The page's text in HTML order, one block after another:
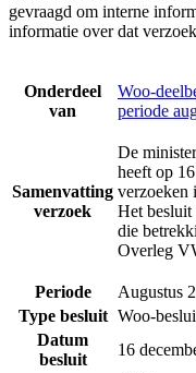
gevraagd om interne
informatie over dat
Onderdeel
van
Woo-
periode
Samenvatting
verzoek
De
heeft op
verzoeken
Het besluit
die
Overleg
Periode
Augustus
Type besluit Woo-
Datum
besluit
16